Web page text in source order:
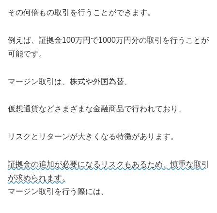
その何倍もの取引を行うことができます。
例えば、証拠金100万円で1000万円分の取引を行うことが
可能です。
マージン取引は、株式や外国為替、
仮想通貨などさまざまな金融商品で行われており、
リスクとリターンが大きくなる特徴があります。
証拠金の追加が必要になるリスクもあるため、慎重な取引
が求められます。
マージン取引を行う際には、